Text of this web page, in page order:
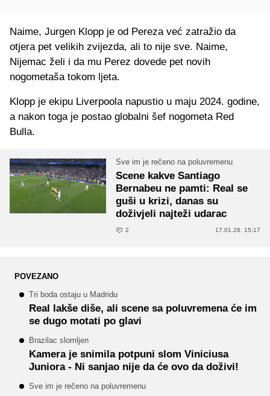
Naime, Jurgen Klopp je od Pereza već zatražio da
otjera pet velikih zvijezda, ali to nije sve. Naime,
Nijemac želi i da mu Perez dovede pet novih
nogometaša tokom ljeta.
Klopp je ekipu Liverpoola napustio u maju 2024. godine,
a nakon toga je postao globalni šef nogometa Red
Bulla.
Sve im je rečeno na poluvremenu
Scene kakve Santiago
Bernabeu ne pamti: Real se
guši u krizi, danas su
doživjeli najteži udarac
2 17.01.26. 15:17
POVEZANO
Tri boda ostaju u Madridu
Real lakše diše, ali scene sa poluvremena će im
se dugo motati po glavi
Brazilac slomljen
Kamera je snimila potpuni slom Viniciusa
Juniora - Ni sanjao nije da će ovo da doživi!
Sve im je rečeno na poluvremenu